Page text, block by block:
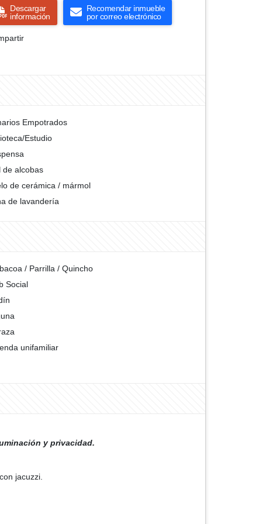
Descargar
información
Recomendar inmueble
por correo electrónico
Empotrados
Estudio
de alcobas
de cerámica / mármol
de lavandería
/ Parrilla / Quincho
Social
unifamiliar
y privacidad.
jacuzzi.